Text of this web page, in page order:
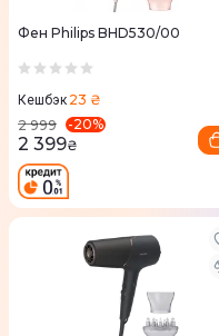
Фен Philips BHD530/00
Кешбэк 23 ₴
2 999
-20%
2 399₴